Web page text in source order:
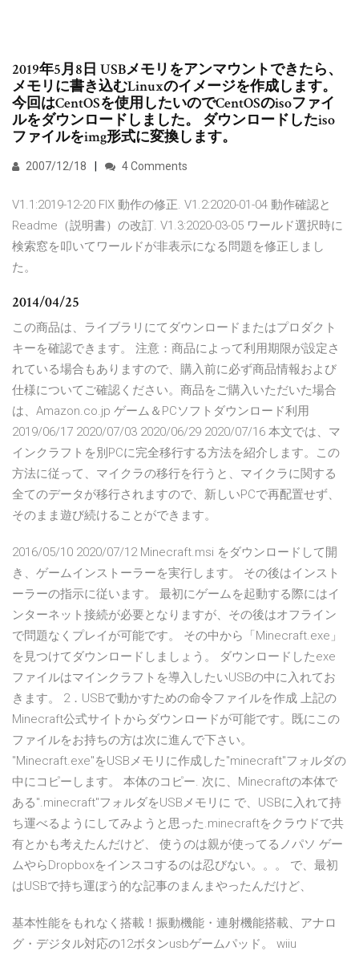
2019年5月8日 USBメモリをアンマウントできたら、
メモリに書き込むLinuxのイメージを作成します。
今回はCentOSを使用したいのでCentOSのisoファイ
ルをダウンロードしました。 ダウンロードしたiso
ファイルをimg形式に変換します。
2007/12/18 4 Comments
V1.1:2019-12-20 FIX 動作の修正. V1.2:2020-01-04 動作確認と
Readme（説明書）の改訂. V1.3:2020-03-05 ワールド選択時に
検索窓を叩いてワールドが非表示になる問題を修正しまし
た。
2014/04/25
この商品は、ライブラリにてダウンロードまたはプロダクト
キーを確認できます。 注意：商品によって利用期限が設定さ
れている場合もありますので、購入前に必ず商品情報および
仕様についてご確認ください。商品をご購入いただいた場合
は、Amazon.co.jp ゲーム＆PCソフトダウンロード利用
2019/06/17 2020/07/03 2020/06/29 2020/07/16 本文では、マ
インクラフトを別PCに完全移行する方法を紹介します。この
方法に従って、マイクラの移行を行うと、マイクラに関する
全てのデータが移行されますので、新しいPCで再配置せず、
そのまま遊び続けることができます。
2016/05/10 2020/07/12 Minecraft.msi をダウンロードして開
き、ゲームインストーラーを実行します。 その後はインスト
ーラーの指示に従います。 最初にゲームを起動する際にはイ
ンターネット接続が必要となりますが、その後はオフライン
で問題なくプレイが可能です。 その中から「Minecraft.exe」
を見つけてダウンロードしましょう。 ダウンロードしたexe
ファイルはマインクラフトを導入したいUSBの中に入れてお
きます。 2．USBで動かすための命令ファイルを作成 上記の
Minecraft公式サイトからダウンロードが可能です。既にこの
ファイルをお持ちの方は次に進んで下さい。
"Minecraft.exe"をUSBメモリに作成した"minecraft"フォルダの
中にコピーします。 本体のコピー. 次に、Minecraftの本体で
ある".minecraft"フォルダをUSBメモリに で、USBに入れて持
ち運べるようにしてみようと思った.minecraftをクラウドで共
有とかも考えたんだけど、 使うのは親が使ってるノパソ ゲー
ムやらDropboxをインスコするのは忍びない。。。 で、最初
はUSBで持ち運ぼう的な記事のまんまやったんだけど、
基本性能をもれなく搭載！振動機能・連射機能搭載、アナロ
グ・デジタル対応の12ボタンusbゲームパッド。 wiiu